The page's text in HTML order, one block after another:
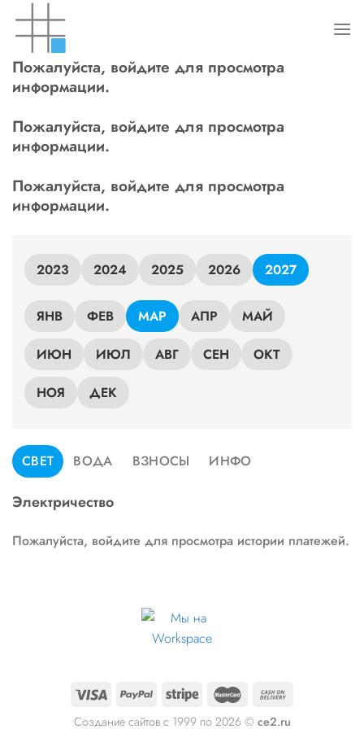
content
Пожалуйста, войдите для просмотра
информации.
Пожалуйста, войдите для просмотра
информации.
Пожалуйста, войдите для просмотра
информации.
2023 2024 2025 2026 2027
ЯНВ ФЕВ МАР АПР МАЙ
ИЮН ИЮЛ АВГ СЕН ОКТ
НОЯ ДЕК
СВЕТ ВОДА ВЗНОСЫ ИНФО
Электричество
Пожалуйста, войдите для просмотра истории платежей.
Создание сайтов с 1999 по 2026 © ce2.ru